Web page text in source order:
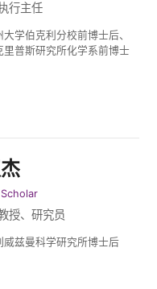
行主任
大学伯克利分校前博士后、
里普斯研究所化学系前博士
授、研究员
威兹曼科学研究所博士后